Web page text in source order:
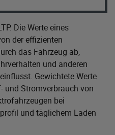
Die Werte eines
der effizienten
das Fahrzeug ab,
und anderen
Gewichtete Werte
Stromverbrauch von
bei
und täglichem Laden